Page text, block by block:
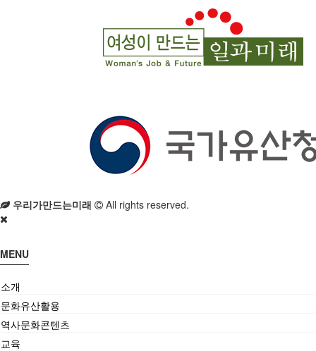
우리가만드는미래 All rights reserved.
MENU
소개
문화유산활용
역사문화콘텐츠
교육